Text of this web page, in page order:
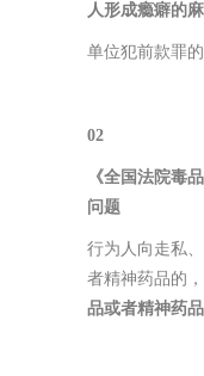
人形成瘾癖的
单位犯前款罪
02
《全国法院毒
问题
行为人向走私
者精神药品的
品或者精神药